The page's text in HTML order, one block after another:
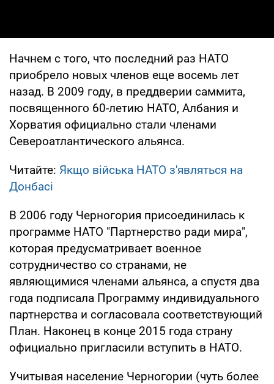
Начнем с того, что последний раз НАТО
приобрело новых членов еще восемь лет
назад. В 2009 году, в преддверии саммита,
посвященного 60-летию НАТО, Албания и
Хорватия официально стали членами
Североатлантического альянса.
Читайте: Якщо війська НАТО з'являться на
Донбасі
В 2006 году Черногория присоединилась к
программе НАТО "Партнерство ради мира",
которая предусматривает военное
сотрудничество со странами, не
являющимися членами альянса, а спустя два
года подписала Программу индивидуального
партнерства и согласовала соответствующий
План. Наконец в конце 2015 года страну
официально пригласили вступить в НАТО.
Учитывая население Черногории (чуть более